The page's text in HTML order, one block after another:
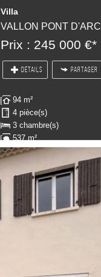
Villa
VALLON PONT D'ARC
Prix : 245 000 €*
DÉTAILS PARTAGER
94 m²
4 pièce(s)
3 chambre(s)
537 m²